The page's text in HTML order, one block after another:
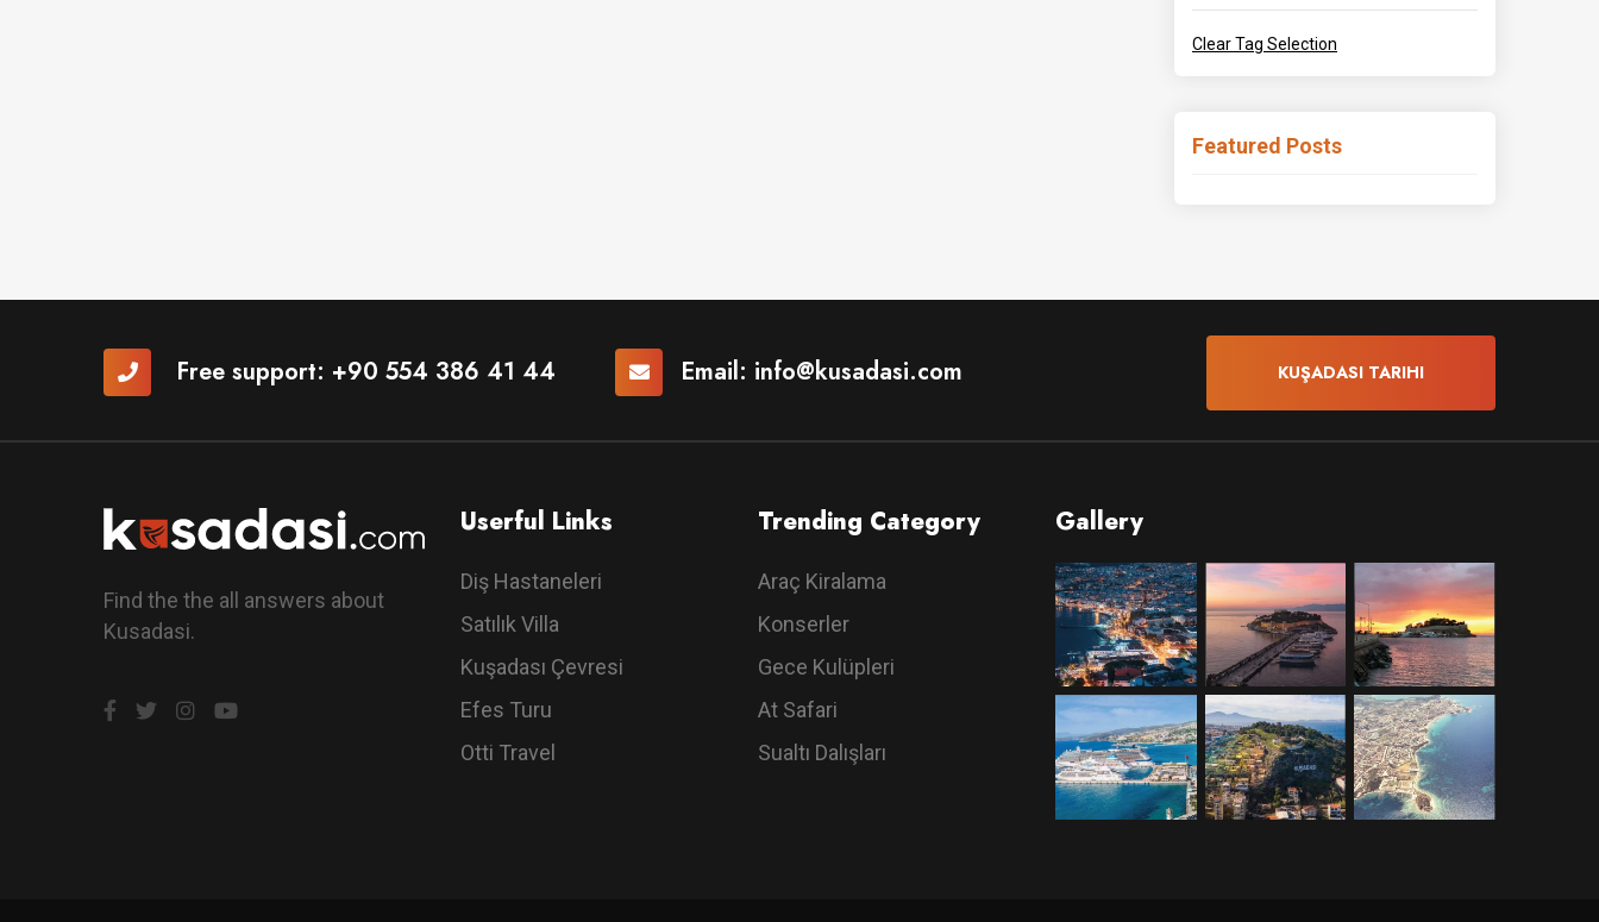
Clear Tag Selection
Featured Posts
Free support: +90 554 386 41 44 Email: info@kusadasi.com KUŞADASI TARIHI
Find the the all answers about
Kusadasi.
Userful Links
Diş Hastaneleri
Satılık Villa
Kuşadası Çevresi
Efes Turu
Otti Travel
Trending Category
Araç Kiralama
Konserler
Gece Kulüpleri
At Safari
Sualtı Dalışları
Gallery